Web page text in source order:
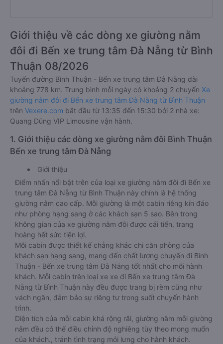
Giới thiệu về các dòng xe giường nằm
đôi đi Bến xe trung tâm Đà Nẵng từ Bình
Thuận 08/2026
Tuyến đường Bình Thuận - Bến xe trung tâm Đà Nẵng dài
khoảng 778 km. Trung bình mỗi ngày có khoảng 2 chuyến Xe
giường nằm đôi đi Bến xe trung tâm Đà Nẵng từ Bình Thuận
trên Vexere.com bắt đầu từ 13:35 đến 15:30 bởi 2 nhà xe:
Quang Dũng VIP Limousine vận hành.
1. Giới thiệu các dòng xe giường nằm đôi Bình Thuận
Bến xe trung tâm Đà Nẵng
Giới thiệu
Điểm nhấn nổi bật trên của loại xe giường nằm đôi đi Bến xe
trung tâm Đà Nẵng từ Bình Thuận này chính là hệ thống
giường nằm cao cấp. Mỗi giường là một cabin riêng kín đáo
như phòng hạng sang ở các khách sạn 5 sao. Bên trong
không gian của xe giường nằm đôi được cải tiến, trang
hoàng hết sức tiện lợi.
Mỗi cabin được thiết kế chẳng khác chi căn phòng của
khách sạn hạng sang, mang đến chất lượng chuyến đi Bình
Thuận - Bến xe trung tâm Đà Nẵng tốt nhất cho mỗi hành
khách. Mỗi cabin trên loại xe xe đi Bến xe trung tâm Đà
Nẵng từ Bình Thuận này đều được trang bị rèm cũng như
vách ngăn, đảm bảo sự riêng tư trong suốt chuyến hành
trình.
Diện tích của mỗi cabin khá rộng rãi, giường nằm mỗi giường
nằm đều có thể điều chỉnh độ nghiêng tùy theo mong muốn
của khách., tránh tình trạng mỏi lưng cho hành khách.